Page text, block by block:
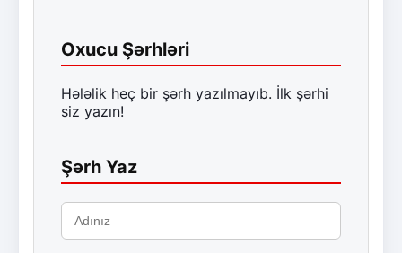
Oxucu Şərhləri
Hələlik heç bir şərh yazılmayıb. İlk şərhi
siz yazın!
Şərh Yaz